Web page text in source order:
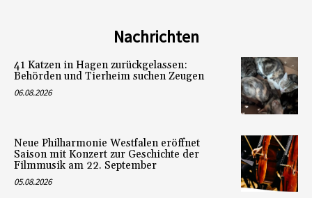
Nachrichten
41 Katzen in Hagen zurückgelassen:
Behörden und Tierheim suchen Zeugen
06.08.2026
Neue Philharmonie Westfalen eröffnet
Saison mit Konzert zur Geschichte der
Filmmusik am 22. September
05.08.2026